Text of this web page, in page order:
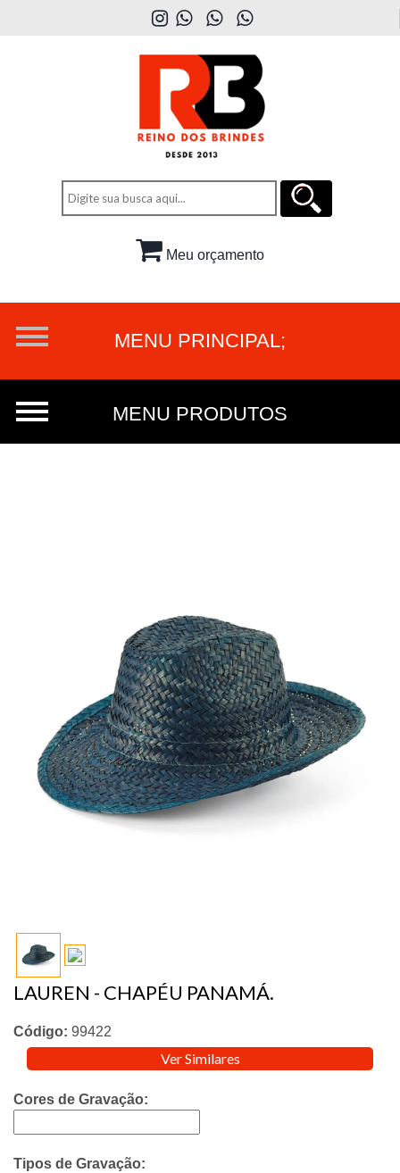
Meu orçamento
LAUREN - CHAPÉU PANAMÁ.
Código: 99422
Ver Similares
Cores de Gravação:
Tipos de Gravação: